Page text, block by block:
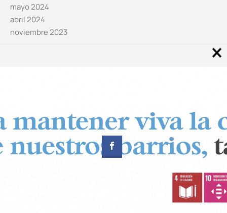
mayo 2024
abril 2024
noviembre 2023